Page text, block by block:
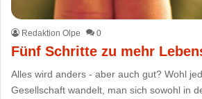
Redaktion Olpe 0
Fünf Schritte zu mehr
Alles wird anders - aber auch gut? Wohl
Gesellschaft wandelt, man sich sowohl in